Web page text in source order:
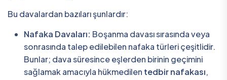
Bu davalardan bazıları şunlardır:
Nafaka Davaları: Boşanma davası sırasında veya
sonrasında talep edilebilen nafaka türleri çeşitlidir.
Bunlar; dava süresince eşlerden birinin geçimini
sağlamak amacıyla hükmedilen tedbir nafakası,